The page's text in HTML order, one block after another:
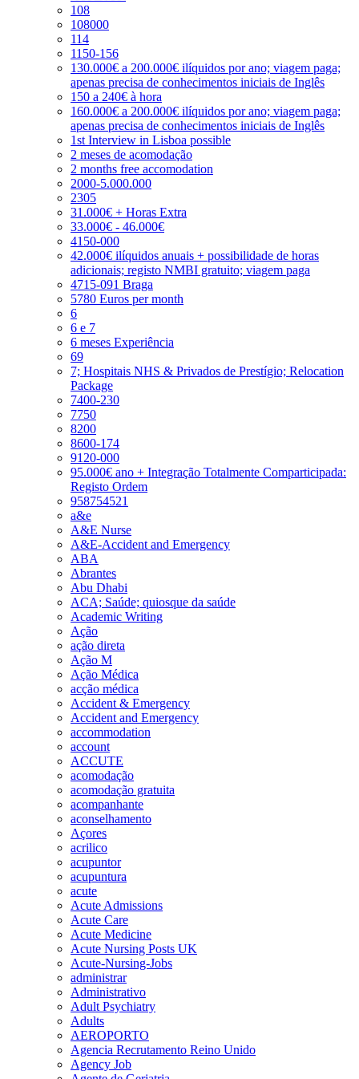
108
108000
114
1150-156
130.000€ a 200.000€ ilíquidos por ano; viagem paga;
apenas precisa de conhecimentos iniciais de Inglês
150 a 240€ à hora
160.000€ a 200.000€ ilíquidos por ano; viagem paga;
apenas precisa de conhecimentos iniciais de Inglês
1st Interview in Lisboa possible
2 meses de acomodação
2 months free accomodation
2000-5.000.000
2305
31.000€ + Horas Extra
33.000€ - 46.000€
4150-000
42.000€ ilíquidos anuais + possibilidade de horas
adicionais; registo NMBI gratuito; viagem paga
4715-091 Braga
5780 Euros per month
6
6 e 7
6 meses Experiência
69
7; Hospitais NHS & Privados de Prestígio; Relocation
Package
7400-230
7750
8200
8600-174
9120-000
95.000€ ano + Integração Totalmente Comparticipada:
Registo Ordem
958754521
a&e
A&E Nurse
A&E-Accident and Emergency
ABA
Abrantes
Abu Dhabi
ACA; Saúde; quiosque da saúde
Academic Writing
Ação
ação direta
Ação M
Ação Médica
acção médica
Accident & Emergency
Accident and Emergency
accommodation
account
ACCUTE
acomodação
acomodação gratuita
acompanhante
aconselhamento
Açores
acrilico
acupuntor
acupuntura
acute
Acute Admissions
Acute Care
Acute Medicine
Acute Nursing Posts UK
Acute-Nursing-Jobs
administrar
Administrativo
Adult Psychiatry
Adults
AEROPORTO
Agencia Recrutamento Reino Unido
Agency Job